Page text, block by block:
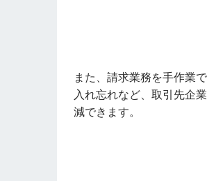
また、請求業務を手作業
入れ忘れなど、取引先企
減できます。